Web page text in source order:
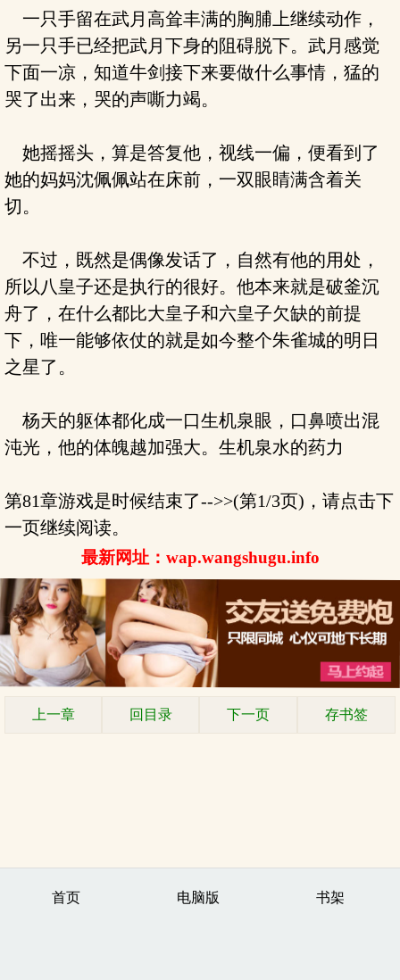
一只手留在武月高耸丰满的胸脯上继续动作，
另一只手已经把武月下身的阻碍脱下。武月感觉
下面一凉，知道牛剑接下来要做什么事情，猛的
哭了出来，哭的声嘶力竭。
她摇摇头，算是答复他，视线一偏，便看到了
她的妈妈沈佩佩站在床前，一双眼睛满含着关
切。
不过，既然是偶像发话了，自然有他的用处，
所以八皇子还是执行的很好。他本来就是破釜沉
舟了，在什么都比大皇子和六皇子欠缺的前提
下，唯一能够依仗的就是如今整个朱雀城的明日
之星了。
杨天的躯体都化成一口生机泉眼，口鼻喷出混
沌光，他的体魄越加强大。生机泉水的药力
第81章游戏是时候结束了-->>(第1/3页)，请点击下
一页继续阅读。
最新网址：wap.wangshugu.info
上一章 回目录 下一页 存书签
首页 电脑版 书架